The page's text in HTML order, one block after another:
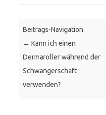
Beitrags-Navigation
← Kann ich einen
Dermaroller während der
Schwangerschaft
verwenden?